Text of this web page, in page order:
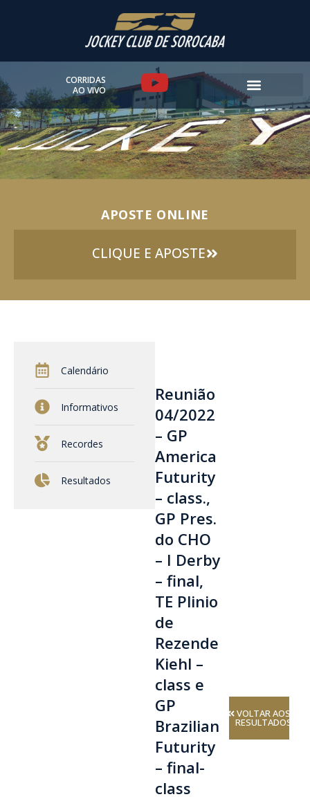
CORRIDAS
AO VIVO
Y
o
u
t
b
e
APOSTE ONLINE
CLIQUE E APOSTE
Calendário
Informativos
Recordes
Resultados
Reunião
04/2022
– GP
America
Futurity
– class.,
GP Pres.
do CHO
– I Derby
– final,
TE Plinio
de
Rezende
Kiehl –
class e
GP
Brazilian
Futurity
– final-
class
VOLTAR AOS
RESULTADOS